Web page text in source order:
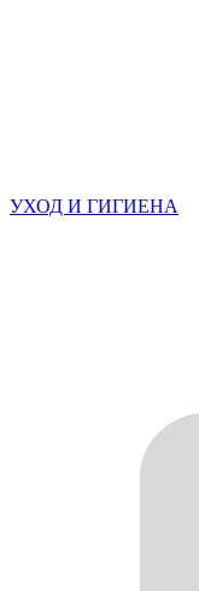
УХОД И ГИГИЕНА